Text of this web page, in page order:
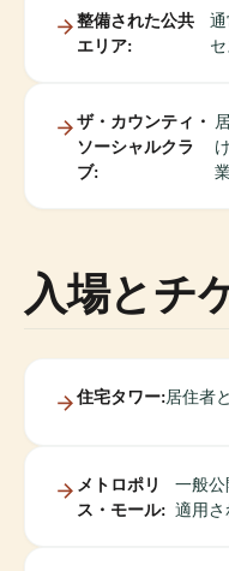
整備された公共
エリア:
セ
ザ・カウンティ・
ソーシャルクラ
ブ:
入場とチ
住宅タワー:居住者
メトロポリ
ス・モール:
一般
適用さ